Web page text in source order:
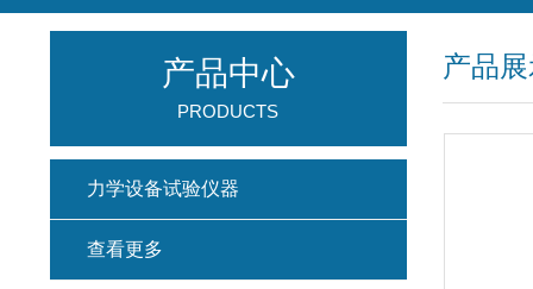
产品
产品中心
PRODUCTS
力学设备试验仪器
查看更多